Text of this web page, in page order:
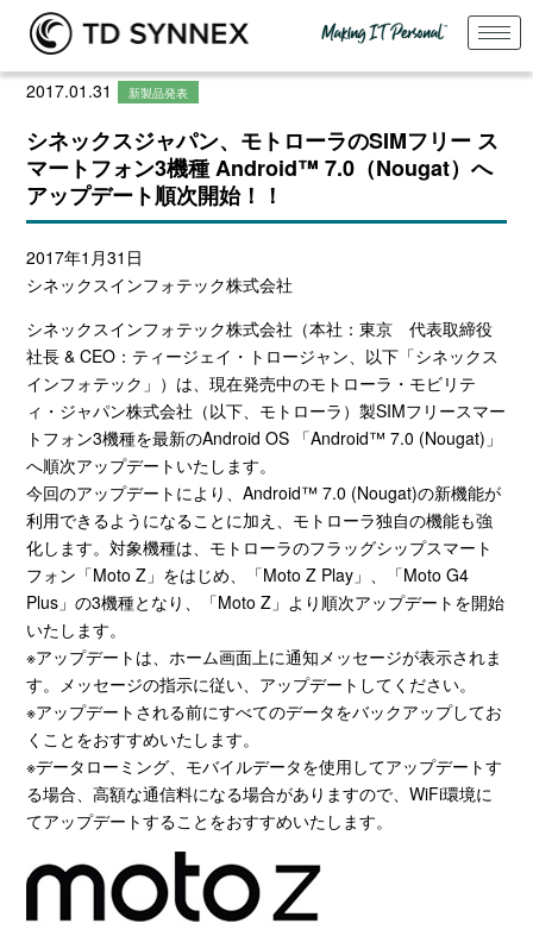
2017.01.31 新製品発表
シネックスジャパン、モトローラのSIMフリー ス
マートフォン3機種 Android™ 7.0（Nougat）へ
アップデート順次開始！！
2017年1月31日
シネックスインフォテック株式会社
シネックスインフォテック株式会社（本社：東京 代表取締役
社長 & CEO：ティージェイ・トロージャン、以下「シネックス
インフォテック」）は、現在発売中のモトローラ・モビリテ
ィ・ジャパン株式会社（以下、モトローラ）製SIMフリースマー
トフォン3機種を最新のAndroid OS 「Android™ 7.0 (Nougat)」
へ順次アップデートいたします。
今回のアップデートにより、Android™ 7.0 (Nougat)の新機能が
利用できるようになることに加え、モトローラ独自の機能も強
化します。対象機種は、モトローラのフラッグシップスマート
フォン「Moto Z」をはじめ、「Moto Z Play」、「Moto G4
Plus」の3機種となり、「Moto Z」より順次アップデートを開始
いたします。
※アップデートは、ホーム画面上に通知メッセージが表示されま
す。メッセージの指示に従い、アップデートしてください。
※アップデートされる前にすべてのデータをバックアップしてお
くことをおすすめいたします。
※データローミング、モバイルデータを使用してアップデートす
る場合、高額な通信料になる場合がありますので、WiFi環境に
てアップデートすることをおすすめいたします。